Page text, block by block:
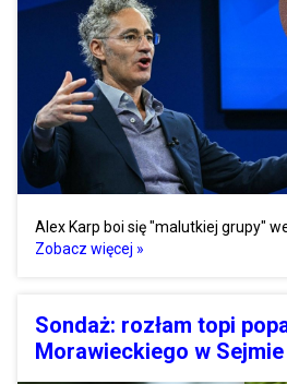
Alex Karp boi się "malutkiej grupy"
Zobacz więcej »
Sondaż: rozłam topi
Morawieckiego w Sejmie